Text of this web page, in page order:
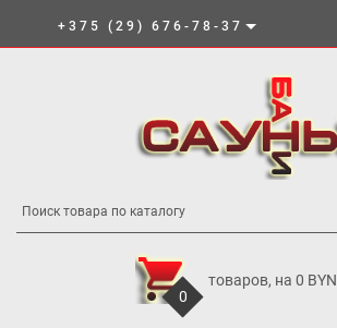
+375 (29) 676-78-37
0
товаров, на 0 BYN